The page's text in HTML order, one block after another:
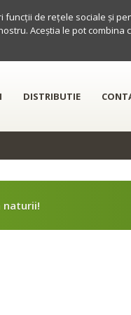
DISTRIBUTIE
naturii!
de rețele sociale și
Aceștia le pot